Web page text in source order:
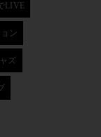
LIVE
ン
ズ